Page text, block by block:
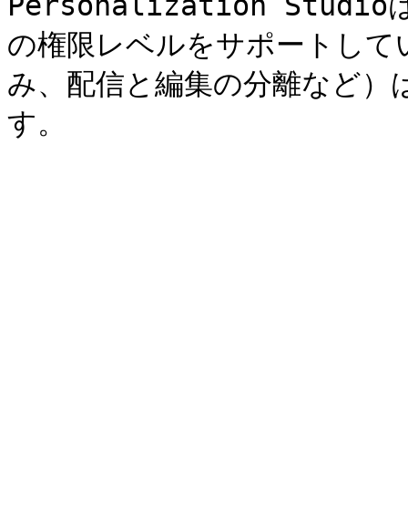
の権限レベルをサポートし
み、配信と編集の分離など
す。